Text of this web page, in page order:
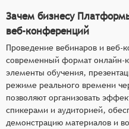
Зачем бизнесу
веб-конференций
Проведение вебинаров и веб-
современный формат
элементы обучения,
режиме реального времени
позволяют организовать
спикерами и аудиторией,
демонстрацию материалов и